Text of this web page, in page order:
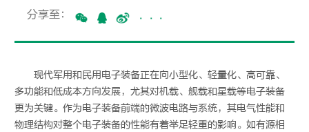
分享至： ···
现代军用和民用电子装备正在向小型化、轻量化、高可靠、
多功能和低成本方向发展，尤其对机载、舰载和星载等电子装备
更为关键。作为电子装备前端的微波电路与系统，其电气性能和
物理结构对整个电子装备的性能有着举足轻重的影响。如有源相